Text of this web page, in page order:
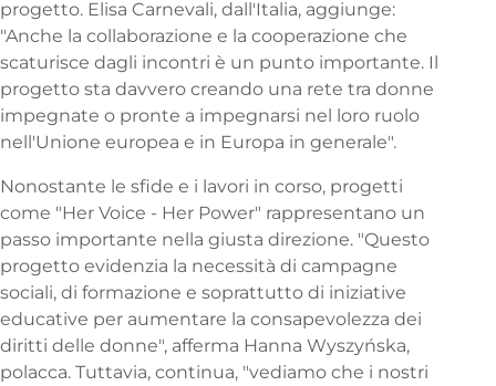
progetto. Elisa Carnevali, dall'Italia, aggiunge:
"Anche la collaborazione e la cooperazione che
scaturisce dagli incontri è un punto importante. Il
progetto sta davvero creando una rete tra donne
impegnate o pronte a impegnarsi nel loro ruolo
nell'Unione europea e in Europa in generale".
Nonostante le sfide e i lavori in corso, progetti
come "Her Voice - Her Power" rappresentano un
passo importante nella giusta direzione. "Questo
progetto evidenzia la necessità di campagne
sociali, di formazione e soprattutto di iniziative
educative per aumentare la consapevolezza dei
diritti delle donne", afferma Hanna Wyszyńska,
polacca. Tuttavia, continua, "vediamo che i nostri